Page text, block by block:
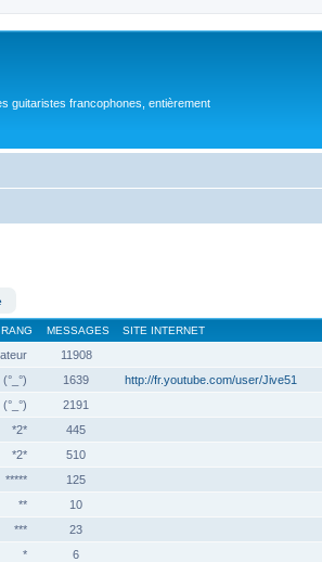
guitaristes francophones, entièrement
RANG MESSAGES SITE INTERNET
11908
(°_°)
1639 http://fr.youtube.com/user/Jive51
(°_°)
2191
*2*
445
*2*
510
*****
125
**
10
***
23
*
6